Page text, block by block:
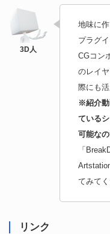
地味に
プラグイ
CGコン
のレイ
際にも
※紹介動
ている
可能なの
「
てみてく
リンク